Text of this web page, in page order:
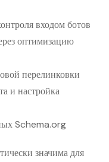
входом ботов
оптимизацию
перелинковки
и настройка
Schema.org
значима для